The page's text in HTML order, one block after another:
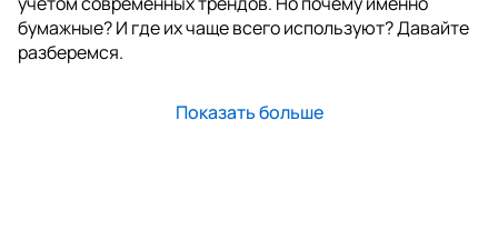
бумажные? И где их чаще всего используют? Давайте
разберемся.
Показать больше